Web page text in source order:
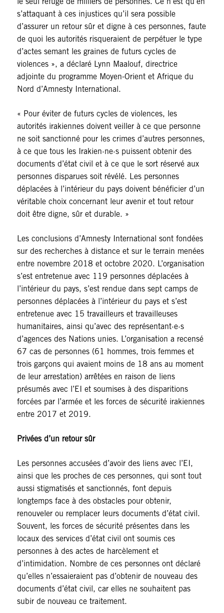
s’attaquant à ces injustices qu’il sera possible
d’assurer un retour sûr et digne à ces personnes, faute
de quoi les autorités risqueraient de perpétuer le type
d’actes semant les graines de futurs cycles de
violences », a déclaré Lynn Maalouf, directrice
adjointe du programme Moyen-Orient et Afrique du
Nord d’Amnesty International.
« Pour éviter de futurs cycles de violences, les
autorités irakiennes doivent veiller à ce que personne
ne soit sanctionné pour les crimes d’autres personnes,
à ce que tous les Irakien·ne·s puissent obtenir des
documents d’état civil et à ce que le sort réservé aux
personnes disparues soit révélé. Les personnes
déplacées à l’intérieur du pays doivent bénéficier d’un
véritable choix concernant leur avenir et tout retour
doit être digne, sûr et durable. »
Les conclusions d’Amnesty International sont fondées
sur des recherches à distance et sur le terrain menées
entre novembre 2018 et octobre 2020. L’organisation
s’est entretenue avec 119 personnes déplacées à
l’intérieur du pays, s’est rendue dans sept camps de
personnes déplacées à l’intérieur du pays et s’est
entretenue avec 15 travailleurs et travailleuses
humanitaires, ainsi qu’avec des représentant·e·s
d’agences des Nations unies. L’organisation a recensé
67 cas de personnes (61 hommes, trois femmes et
trois garçons qui avaient moins de 18 ans au moment
de leur arrestation) arrêtées en raison de liens
présumés avec l’EI et soumises à des disparitions
forcées par l’armée et les forces de sécurité irakiennes
entre 2017 et 2019.
Privées d’un retour sûr
Les personnes accusées d’avoir des liens avec l’EI,
ainsi que les proches de ces personnes, qui sont tout
aussi stigmatisés et sanctionnés, font depuis
longtemps face à des obstacles pour obtenir,
renouveler ou remplacer leurs documents d’état civil.
Souvent, les forces de sécurité présentes dans les
locaux des services d’état civil ont soumis ces
personnes à des actes de harcèlement et
d’intimidation. Nombre de ces personnes ont déclaré
qu’elles n’essaieraient pas d’obtenir de nouveau des
documents d’état civil, car elles ne souhaitent pas
subir de nouveau ce traitement.